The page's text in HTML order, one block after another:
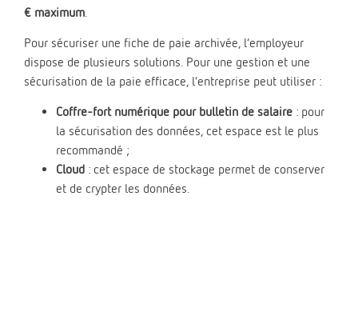
€ maximum
Pour sécuriser une fiche de paie archivée, l’employeur
dispose de plusieurs solutions. Pour une gestion et une
sécurisation de la paie efficace, l’entreprise peut utiliser :
Coffre-fort numérique pour bulletin de salaire : pour
la sécurisation des données, cet espace est le plus
recommandé ;
Cloud : cet espace de stockage permet de conserver
et de crypter les données.